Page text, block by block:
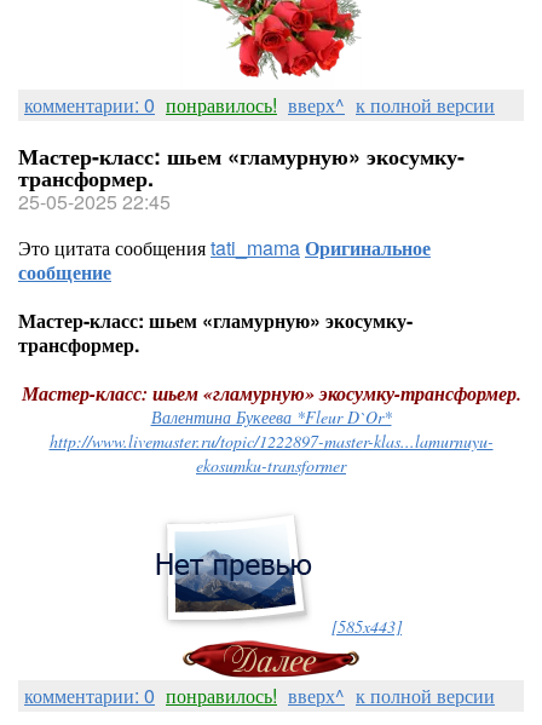
комментарии: 0 понравилось! вверх^ к полной версии
Мастер-класс: шьем «гламурную» экосумку-
трансформер.
25-05-2025 22:45
Это цитата сообщенияtati_mamaОригинальное
сообщение
Мастер-класс: шьем «гламурную» экосумку-
трансформер.
Мастер-класс: шьем «гламурную» экосумку-трансформер.
Валентина Букеева *Fleur D`Or*
http://www.livemaster.ru/topic/1222897-master-klas...lamurnuyu-
ekosumku-transformer
[585x443]
комментарии: 0 понравилось! вверх^ к полной версии